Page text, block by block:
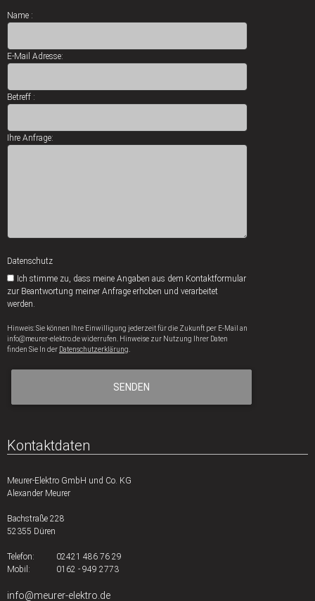
Name :
E-Mail Adresse:
Betreff :
Ihre Anfrage:
Datenschutz
Ich stimme zu, dass meine Angaben aus dem Kontaktformular
zur Beantwortung meiner Anfrage erhoben und verarbeitet
werden.
Hinweis: Sie können Ihre Einwilligung jederzeit für die Zukunft per E-Mail an
info@meurer-elektro.de widerrufen. Hinweise zur Nutzung Ihrer Daten
finden Sie In der Datenschutzerklärung.
SENDEN
Kontaktdaten
Meurer-Elektro GmbH und Co. KG
Alexander Meurer
Bachstraße 228
52355 Düren
Telefon:
02421 486 76 29
Mobil:
0162 - 949 2773
info@meurer-elektro.de